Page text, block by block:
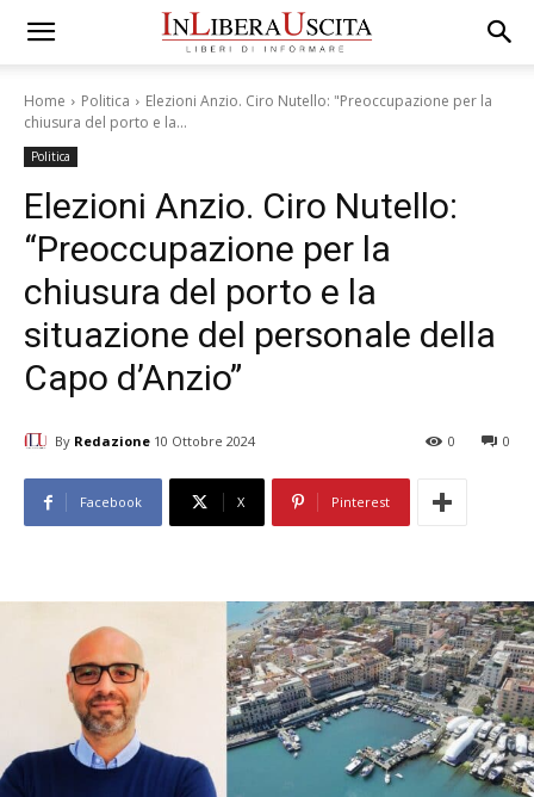
Home Politica
Elezioni Anzio. Ciro Nutello: "Preoccupazione per la
chiusura del porto e la...
Politica
Elezioni Anzio. Ciro Nutello:
“Preoccupazione per la
chiusura del porto e la
situazione del personale della
Capo d’Anzio”
By Redazione 10 Ottobre 2024 0
0
Facebook X Pinterest